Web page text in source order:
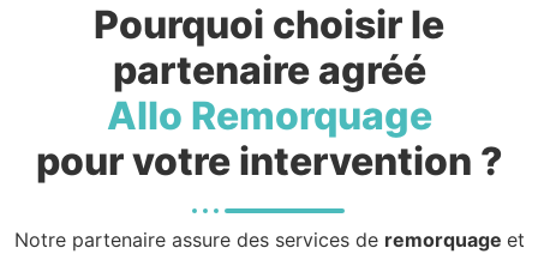
Pourquoi choisir le
partenaire agréé
Allo Remorquage
pour votre intervention ?
Notre partenaire assure des services de remorquage et